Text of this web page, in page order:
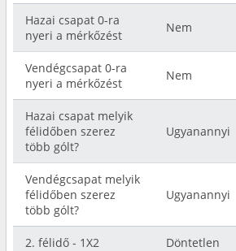
Hazai csapat 0-ra
nyeri a mérkőzést
Nem
Vendégcsapat 0-ra
nyeri a mérkőzést
Nem
Hazai csapat melyik
félidőben szerez
több gólt?
Ugyanannyi
Vendégcsapat melyik
félidőben szerez
több gólt?
Ugyanannyi
2. félidő - 1X2 Döntetlen